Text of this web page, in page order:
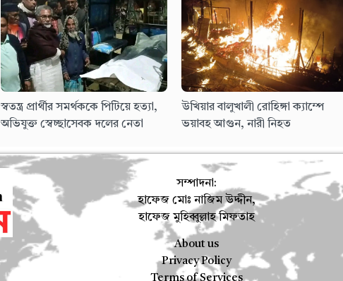
স্বতন্ত্র প্রার্থীর সমর্থককে পিটিয়ে হত্যা,
অভিযুক্ত স্বেচ্ছাসেবক দলের নেতা
উখিয়ার বালুখালী রোহিঙ্গা ক্যাম্পে
ভয়াবহ আগুন, নারী নিহত
সম্পাদনা:
হাফেজ মোঃ নাজিম উদ্দীন,
হাফেজ মুহিব্বুল্লাহ মিফতাহ
About us
Privacy Policy
Terms of Services